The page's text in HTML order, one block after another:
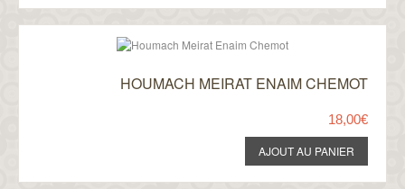
HOUMACH MEIRAT ENAIM CHEMOT
18,00€